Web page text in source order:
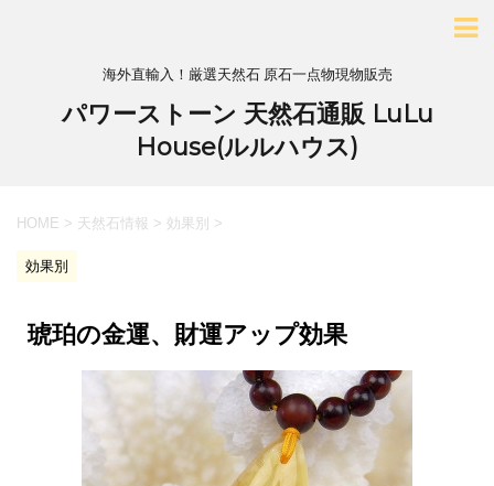
海外直輸入！厳選天然石 原石一点物現物販売
パワーストーン 天然石通販 LuLu
House(ルルハウス)
HOME > 天然石情報 > 効果別 >
効果別
琥珀の金運、財運アップ効果